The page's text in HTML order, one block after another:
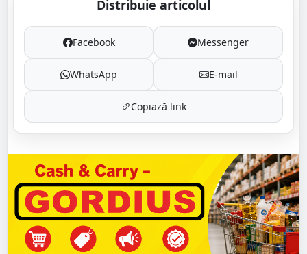
Distribuie articolul
Facebook Messenger
WhatsApp E-mail
Copiază link